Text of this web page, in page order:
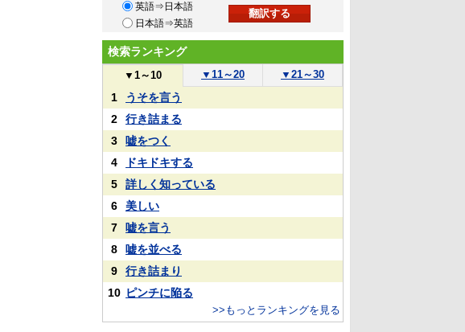
英語⇒日本語
日本語⇒英語
検索ランキング
▼ 1～10 ▼ 11～20 ▼ 21～30
1
うそを言う
2
行き詰まる
3
嘘をつく
4
ドキドキする
5
詳しく知っている
6
美しい
7
嘘を言う
8
嘘を並べる
9
行き詰まり
10 ピンチに陥る
>>もっとランキングを見る